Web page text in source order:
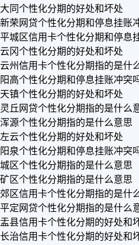
大同个性化分期的好处和坏处
新荣网贷个性化分期和停息挂账
平城区信用卡个性化分期和停息
云冈个性化分期的好处和坏处
云州信用卡个性化分期指的是什
阳高个性化分期和停息挂账冲突
天镇个性化分期的好处和坏处
灵丘网贷个性化分期指的是什么
浑源个性化分期指的是什么意思
左云个性化分期的好处和坏处
阳泉个性化分期和停息挂账冲突
城区个性化分期指的是什么意思
矿区个性化分期指的是什么意思
郊区信用卡个性化分期指的是什
平定网贷个性化分期指的是什么
盂县信用卡个性化分期的好处和
长治信用卡个性化分期的好处和